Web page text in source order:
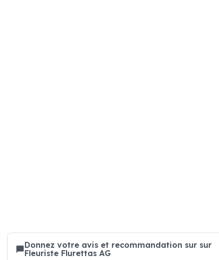
Donnez votre avis et recommandation sur sur
Fleuriste Flurettas AG